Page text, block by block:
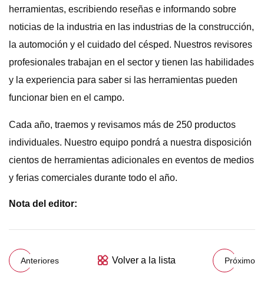
herramientas, escribiendo reseñas e informando sobre
noticias de la industria en las industrias de la construcción,
la automoción y el cuidado del césped. Nuestros revisores
profesionales trabajan en el sector y tienen las habilidades
y la experiencia para saber si las herramientas pueden
funcionar bien en el campo.
Cada año, traemos y revisamos más de 250 productos
individuales. Nuestro equipo pondrá a nuestra disposición
cientos de herramientas adicionales en eventos de medios
y ferias comerciales durante todo el año.
Nota del editor:
Anteriores Volver a la lista Próximo